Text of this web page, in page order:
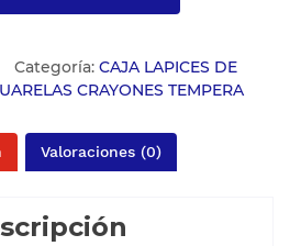
Categoría: CAJA LAPICES DE
CRAYONES TEMPERA
Valoraciones (0)